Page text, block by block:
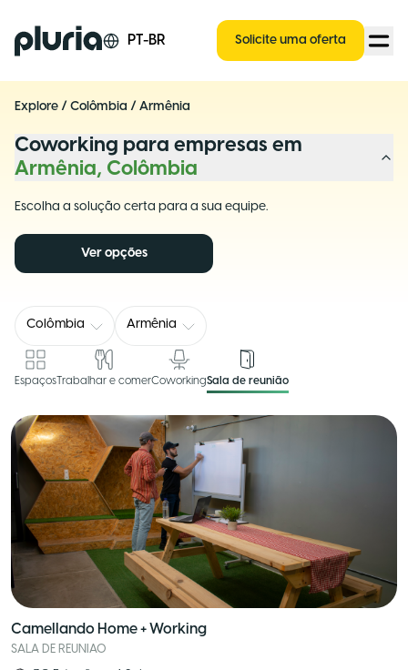
Logo Pluria PT-BR Solicite uma oferta
Explore / Colômbia / Armênia
Coworking para empresas em
Armênia, Colômbia
Escolha a solução certa para a sua equipe.
Ver opções
Colômbia Armênia
EspaçosTrabalhar e comerCoworkingSala de reunião
Camellando Home + Working
SALA DE REUNIAO